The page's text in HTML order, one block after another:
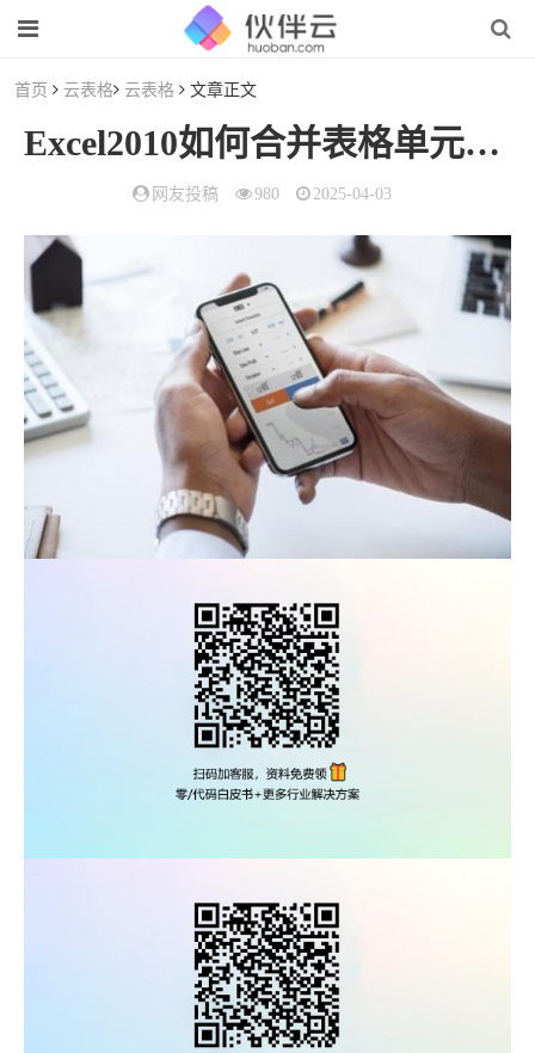
首页 云表格 云表格 文章正文
Excel2010如何合并表格单元格（Excel表格怎样合并单元格）
网友投稿 980 2025-04-03